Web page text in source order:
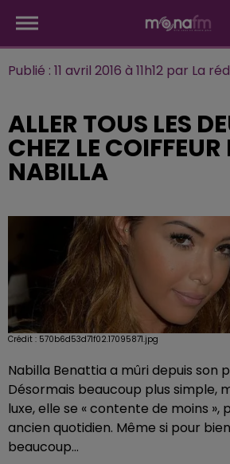
Publié : 11 avril 2016 à 11h12 par La
ALLER TOUS LES
CHEZ LE
NABILLA
Crédit : 570b6d53d71f02.17095871.jpg
Nabilla Benat­tia a mûri depuis son
Désor­mais beau­coup plus simple,
luxe, elle se « contente de moins
ancien quoti­dien. Même si pour
beau­coup…